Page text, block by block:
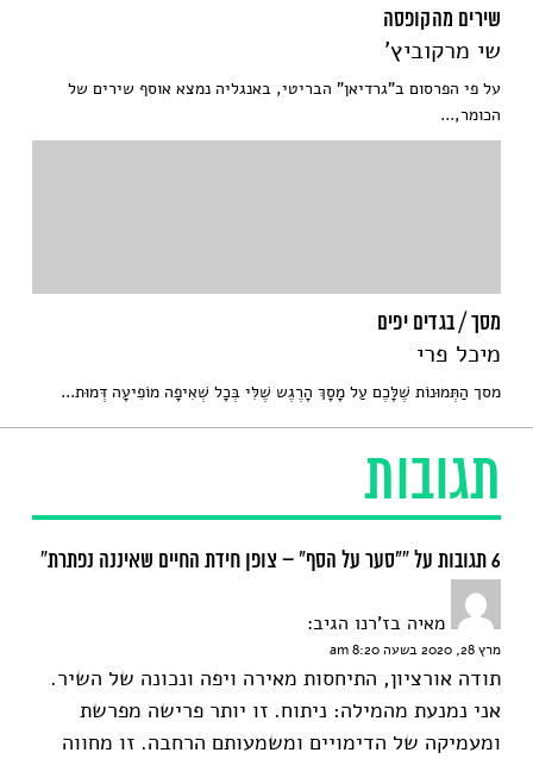
תגובות
6 תגובות על “"סער על הסף" – צופן חידת החיים שאיננה נפתרת”
מאיה בז'רנו הגיב:
מרץ 28, 2020 בשעה 8:20 am
תודה אורציון, התיחסות מאירה ויפה ונכונה של השיר.
אני נמנעת מהמילה: ניתוח. זו יותר פרישה מפרשת
ומעמיקה של הדימויים ומשמעותם הרחבה. זו מחווה
שירים מהקופסה
שי מרקוביץ'
על פי הפרסום ב"גרדיאן" הבריטי, באנגליה נמצא אוסף שירים של
הכומר,...
מסך / בגדים יפים
מיכל פרי
מסך הַתְּמוּנוֹת שֶׁלָּכֶם עַל מָסָךְ הָרֶגֶש שֶׁלִּי בְּכָל שְׁאִיפָה מוֹפִיעָה דְּמוּת...